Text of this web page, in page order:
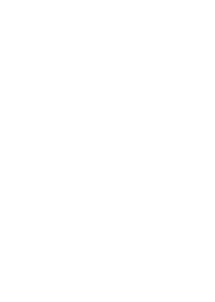
צילומים מאירוע
נשמח שתשתפו